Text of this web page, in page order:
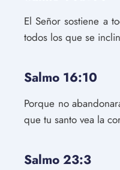
El Señor sostiene a
todos los que se
Salmo 16:10
Porque no
que tu santo vea la
Salmo 23:3